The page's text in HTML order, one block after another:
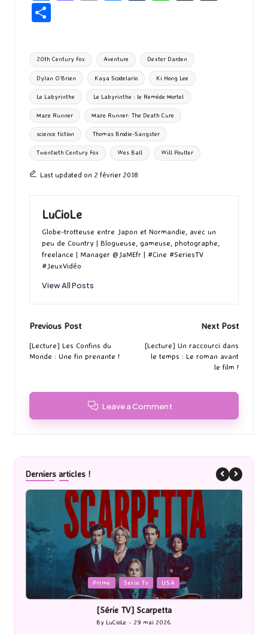
o
o
k
d
o
n
l
ky bl
r
ta
g
er
Tags:
20th Century Fox Aventure Dexter Darden
Dylan O'Brien Kaya Scodelario Ki Hong Lee
Le Labyrinthe Le Labyrinthe : le Remède Mortel
Maze Runner Maze Runner: The Death Cure
science fiction Thomas Brodie-Sangster
Twentieth Century Fox Wes Ball Will Poulter
Last updated on 2 février 2018
LuCioLe
Globe-trotteuse entre Japon et Normandie, avec un
peu de Country | Blogueuse, gameuse, photographe,
freelance | Manager @JaMEfr | #Cine #SeriesTV
#JeuxVidéo
View All Posts
Post
navigation
Previous Post
[Lecture] Les Confins du
Monde : Une fin prenante !
Next Post
[Lecture] Un raccourci dans
le temps : Le roman avant
le film !
Leave a Comment
Derniers articles !
Posted
in
Prime Serie Tv USA
[Série TV] Scarpetta
Posted
By LuCioLe 29 mai 2026